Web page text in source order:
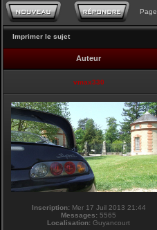
Page
Imprimer le sujet
Auteur
vmax330
Inscription:Mer 17 Juil 2013 21:44
Messages: 5565
Localisation: Guyancourt